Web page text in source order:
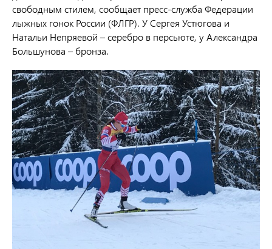
свободным стилем, сообщает пресс-служба Федерации
лыжных гонок России (ФЛГР). У Сергея Устюгова и
Натальи Непряевой – серебро в персьюте, у Александра
Большунова – бронза.